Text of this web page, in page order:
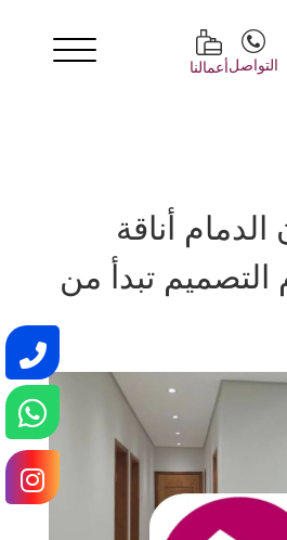
أعمالناالتواصل
أناقة
التصميم تبدأ من